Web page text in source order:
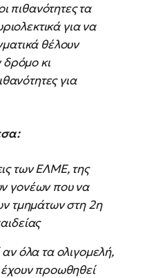
πιθανότητες τα
για να
θέλουν
κι
για
των ΕΛΜΕ, της
γονέων που να
τμημάτων στη 2η
όλα τα ολιγομελή,
προωθηθεί